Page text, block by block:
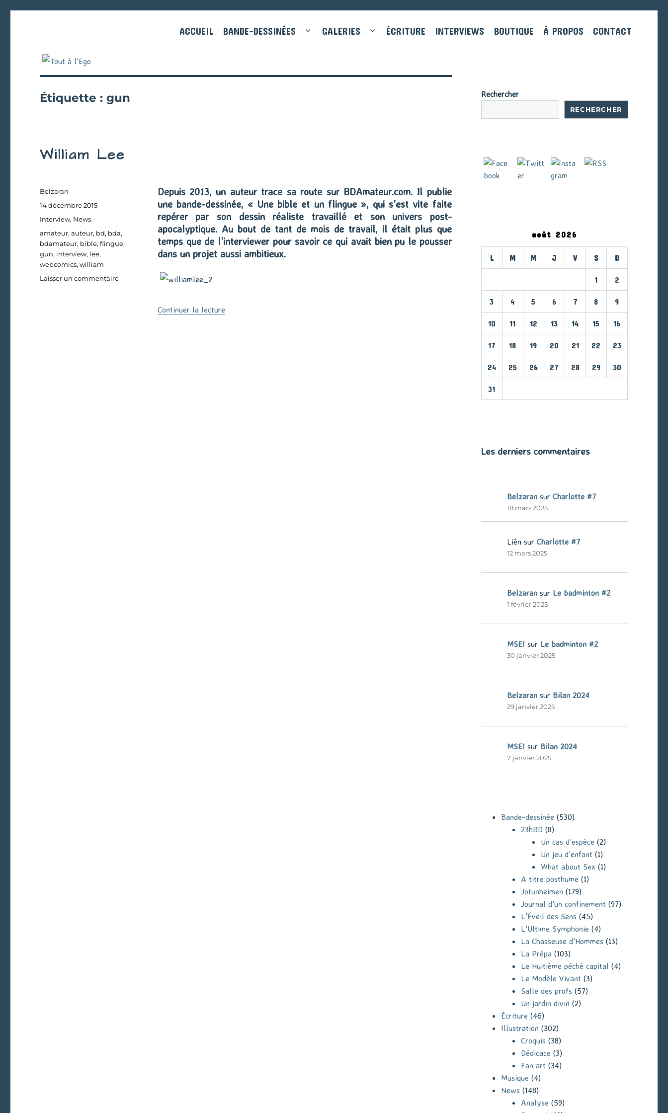
ACCUEIL BANDE-DESSINÉES GALERIES ÉCRITURE INTERVIEWS BOUTIQUE À PROPOS CONTACT
Étiquette :gun
William Lee
Depuis 2013, un auteur trace sa route sur BDAmateur.com. Il publie
une bande-dessinée, « Une bible et un flingue », qui s’est vite faite
repérer par son dessin réaliste travaillé et son univers post-
apocalyptique. Au bout de tant de mois de travail, il était plus que
temps que de l’interviewer pour savoir ce qui avait bien pu le pousser
dans un projet aussi ambitieux.
Continuer la lecturede « William Lee »
Auteur
Belzaran
Publié
14 décembre 2015
Catégories
Interview, News
Étiquettes
amateur,auteur, bd, bda,
bdamateur, bible,flingue,
gun, interview, lee,
webcomics,william
Laisser un commentairesur
Rechercher
RECHERCHER
août 2026
L M M J V S D
1 2
3 4 5 6 7 8 9
10 11 12 13 14 15 16
17 18 19 20 21 22 23
24 25 26 27 28 29 30
31
Les derniers commentaires
Belzaransur Charlotte #7
18 mars 2025
Liên sur Charlotte #7
12 mars 2025
Belzaransur Le badminton #2
1 février 2025
MSEIsur Le badminton #2
30 janvier 2025
Belzaransur Bilan 2024
29 janvier 2025
MSEIsur Bilan 2024
7 janvier 2025
Bande-dessinée (530)
23hBD (8)
Un cas d'espèce (2)
Un jeu d'enfant (1)
What about Sex (1)
A titre posthume (1)
Jotunheimen (179)
Journal d'un confinement (97)
L'Éveil des Sens (45)
L'Ultime Symphonie (4)
La Chasseuse d'Hommes (13)
La Prépa(103)
Le Huitième péché capital (4)
Le Modèle Vivant (3)
Salle des profs (57)
Un jardin divin (2)
Écriture (46)
Illustration (302)
Croquis (38)
Dédicace (3)
Fan art (34)
Musique (4)
News (148)
Analyse (59)